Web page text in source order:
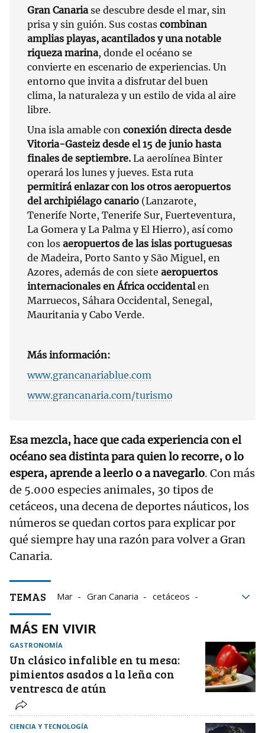
Gran Canariase descubre desde el mar, sin
prisa y sin guión. Sus costas combinan
amplias playas, acantilados y una notable
riqueza marina, donde el océano se
convierte en escenario de experiencias. Un
entorno que invita a disfrutar del buen
clima, la naturaleza y un estilo de vida al aire
libre.
Una isla amable con conexión directa desde
Vitoria-Gasteiz desde el 15 de junio hasta
finales de septiembre. La aerolínea Binter
operará los lunes y jueves. Esta ruta
permitirá enlazar con los otros aeropuertos
del archipiélago canario (Lanzarote,
Tenerife Norte, Tenerife Sur, Fuerteventura,
La Gomera y La Palma y El Hierro), así como
con los aeropuertos de las islas portuguesas
de Madeira, Porto Santo y São Miguel, en
Azores, además de con siete aeropuertos
internacionales en África occidentalen
Marruecos, Sáhara Occidental, Senegal,
Mauritania y Cabo Verde.
Más información:
www.grancanariablue.com
www.grancanaria.com/turismo
Esa mezcla, hace que cada experiencia con el
océano sea distinta para quien lo recorre, o lo
espera, aprende a leerlo o a navegarlo. Con más
de 5.000 especies animales, 30 tipos de
cetáceos, una decena de deportes náuticos, los
números se quedan cortos para explicar por
qué siempre hay una razón para volver a Gran
Canaria.
TEMAS Mar Gran Canaria
cetáceos
MÁS EN VIVIR
GASTRONOMÍA
Un clásico infalible en tu mesa:
pimientos asados a la leña con
ventresca de atún
CIENCIA Y TECNOLOGÍA